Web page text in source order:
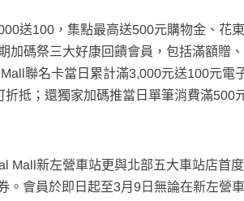
送100，集點最高送500元購物金、花
加碼祭三大好康回饋會員，包括滿額贈
聯名卡當日累計滿3,000元送100元電
抵；還獨家加碼推當日單筆消費滿500
Mall新左營車站更與北部五大車站店首
。會員於即日起至3月9日無論在新左營